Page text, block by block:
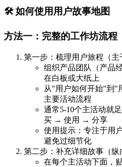
🛠 如何使用用户故事地图
方法一：完整的工作坊流程
第一步：梳理用户旅程（主
组织产品团队（产品
在白板或大纸上
从"用户如何开始"到"
主要活动流程
通常5-10个主活动就
买 → 使用 → 分享
使用提示 ：专注于用
避免过细节化
第二步：补充详细故事（纵
在每个主活动下面，